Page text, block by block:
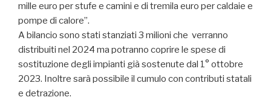
mille euro per stufe e camini e di tremila euro per caldaie e
pompe di calore”.
A bilancio sono stati stanziati 3 milioni che verranno
distribuiti nel 2024 ma potranno coprire le spese di
sostituzione degli impianti già sostenute dal 1° ottobre
2023. Inoltre sarà possibile il cumulo con contributi statali
e detrazione.